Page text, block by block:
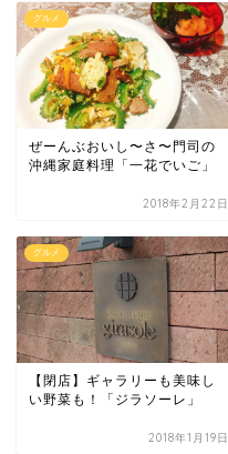
グルメ
ぜーんぶおいし〜さ〜門司の
沖縄家庭料理「一花でいご」
2018年2月22日
グルメ
【閉店】ギャラリーも美味し
い野菜も！「ジラソーレ」
2018年1月19日